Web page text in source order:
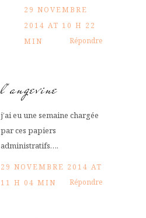
29 NOVEMBRE
2014 AT 10 H 22
MIN
Répondre
l'angevine
j’ai eu une semaine chargée
par ces papiers
administratifs….
29 NOVEMBRE 2014 AT
11 H 04 MIN
Répondre